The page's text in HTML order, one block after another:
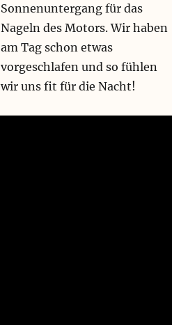
Sonnenuntergang für das
Nageln des Motors. Wir haben
am Tag schon etwas
vorgeschlafen und so fühlen
wir uns fit für die Nacht!